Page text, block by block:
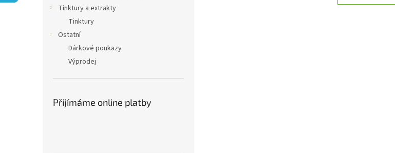
Tinktury a extrakty
Tinktury
Ostatní
Dárkové poukazy
Výprodej
Přijímáme online platby